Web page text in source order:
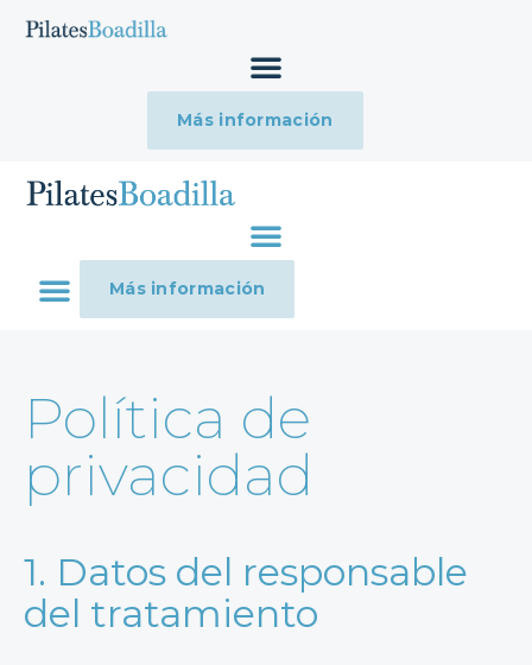
Más información
Más información
Política de
privacidad
1. Datos del responsable
del tratamiento